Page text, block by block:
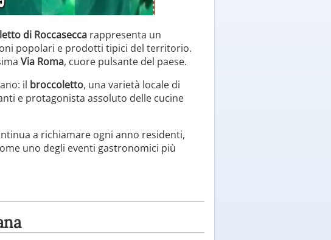
di Roccasecca rappresenta un
popolari e prodotti tipici del territorio.
Via Roma, cuore pulsante del paese.
il broccoletto, una varietà locale di
e protagonista assoluto delle cucine
a richiamare ogni anno residenti,
uno degli eventi gastronomici più